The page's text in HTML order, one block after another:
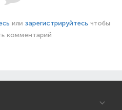
или зарегистрируйтесь чтобы
комментарий